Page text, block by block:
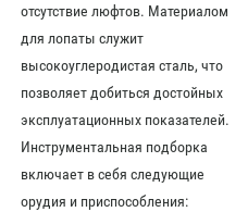
отсутствие люфтов. Материалом
для лопаты служит
высокоуглеродистая сталь, что
позволяет добиться достойных
эксплуатационных показателей.
Инструментальная подборка
включает в себя следующие
орудия и приспособления: